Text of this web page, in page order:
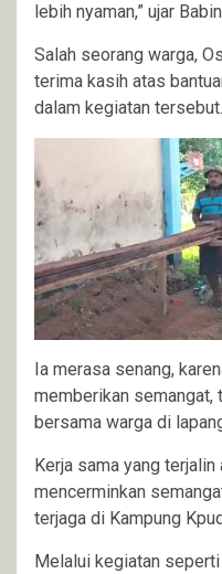
lebih nyaman,” ujar
Salah seorang warga,
terima kasih atas
dalam kegiatan tersebut.
Ia merasa senang,
memberikan semangat,
bersama warga di
Kerja sama yang
mencerminkan
terjaga di Kampung
Melalui kegiatan seperti